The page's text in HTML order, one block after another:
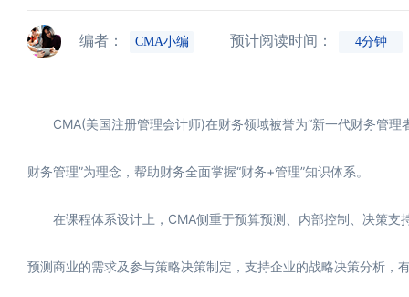
编者： CMA小编 预计阅读时间： 4分钟
CMA(美国注册管理会计师)在财务领域被誉为“新一代财务管理
财务管理”为理念，帮助财务全面掌握“财务+管理”知识体系。
在课程体系设计上，CMA侧重于预算预测、内部控制、决策支
预测商业的需求及参与策略决策制定，支持企业的战略决策分析，